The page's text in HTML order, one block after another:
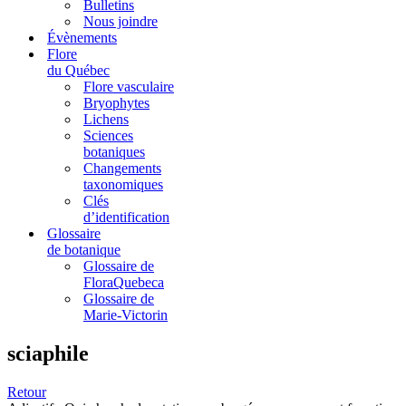
Bulletins
Nous joindre
Évènements
Flore
du Québec
Flore vasculaire
Bryophytes
Lichens
Sciences
botaniques
Changements
taxonomiques
Clés
d’identification
Glossaire
de botanique
Glossaire de
FloraQuebeca
Glossaire de
Marie-Victorin
sciaphile
Retour